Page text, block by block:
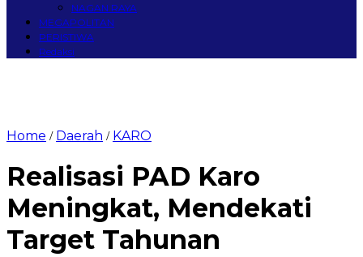
NAGAN RAYA
MEGAPOLITAN
PERISTIWA
Redaksi
Home / Daerah / KARO
Realisasi PAD Karo
Meningkat, Mendekati
Target Tahunan